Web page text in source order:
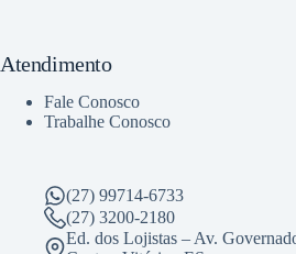
Atendimento
Fale Conosco
Trabalhe Conosco
(27) 99714-6733
(27) 3200-2180
Ed. dos Lojistas – Av.